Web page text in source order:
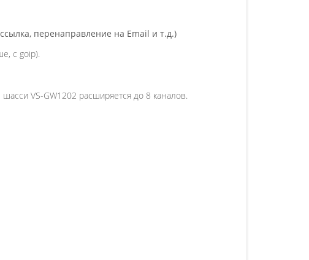
перенаправление на Email и т.д.)
с goip).
VS-GW1202 расширяется до 8 каналов.